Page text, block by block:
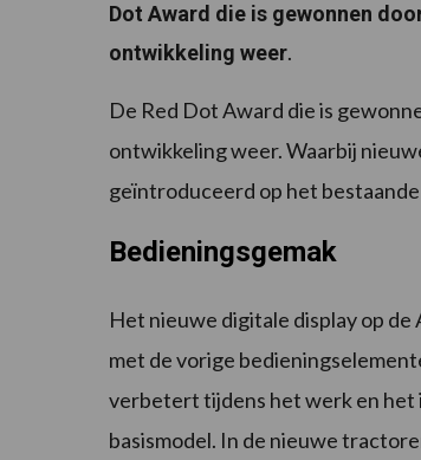
Dot Award die is gewonnen
ontwikkeling weer.
De Red Dot Award die is
ontwikkeling weer. Waarbij
geïntroduceerd op het
Bedieningsgemak
Het nieuwe digitale display op
met de vorige
verbetert tijdens het werk en het
basismodel. In de nieuwe